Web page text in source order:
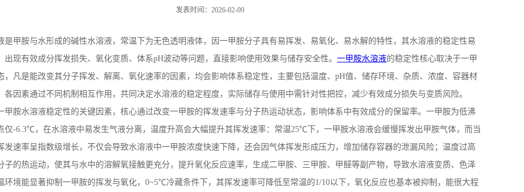
发表时间：2026-02-09
是甲胺与水形成的碱性水溶液，常温下为无色透明液体，因一甲胺分子具有易挥发、易氧化、易水解的特性，其水溶液的稳定性易
出现有效成分挥发损失、氧化变质、体系pH波动等问题，直接影响使用效果与储存安全性。 一甲胺水溶液的稳定性核心取决于一甲
，凡是能改变其分子挥发、解离、氧化速率的因素，均会影响体系稳定性，主要包括温度、 pH值、储存环境、杂质、浓度、容器材
各因素通过不同机制相互作用，共同决定水溶液的稳定程度，实际储存与使用中需针对性把控，减少有效成分损失与变质风险。
甲胺水溶液稳定性的关键因素，核心通过改变一甲胺的挥发速率与分子热运动状态，影响体系中有效成分的保留率。一甲胺为低沸
仅-6.3℃，在水溶液中易发生气液分离，温度升高会大幅提升其挥发速率：常温25℃下，一甲胺水溶液会缓慢挥发出甲胺气体，而当
速率呈指数级增长，不仅会导致水溶液中一甲胺浓度快速下降，还会因气体挥发形成压力，增加储存容器的泄漏风险；温度过高
子的热运动，使其与水中的溶解氧接触更充分，提升氧化反应速率，生成二甲胺、三甲胺、甲醛等副产物，导致水溶液变质、色泽
环境能显著抑制一甲胺的挥发与氧化， 0~5℃冷藏条件下，其挥发速率可降低至常温的1/10以下，氧化反应也基本被抑制，能很大程